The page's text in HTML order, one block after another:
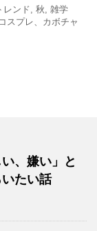
レンド, 秋, 雑学
スプレ、カボチャ
、嫌い」と
たい話